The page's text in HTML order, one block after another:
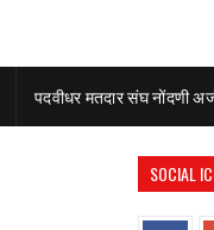
पदवीधर मतदार संघ नोंदणी
SOCIAL